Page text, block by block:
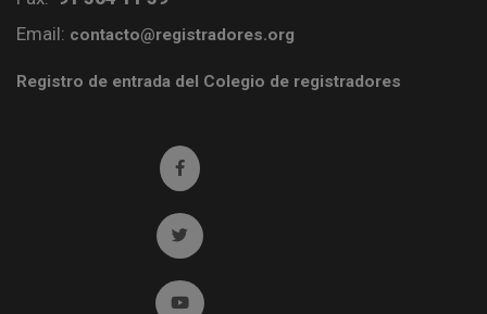
Email: contacto@registradores.org
Registro de entrada del Colegio de registradores
Ir a facebook (abre en ventana nueva)
Ir a twitter (abre en ventana nueva)
Ir a YouTube (abre en ventana nueva)